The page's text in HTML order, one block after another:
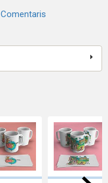
Comentaris